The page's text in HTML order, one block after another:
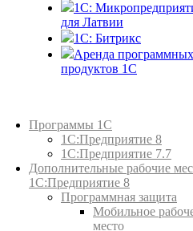
1С:
для Латвии
1C: Битрикс
Аренда программных
продуктов 1С
Программы 1С
1С:Предприятие 8
1С:Предприятие 7.7
Дополнительные рабочие
1С:Предприятие 8
Программная защита
Мобильное
место